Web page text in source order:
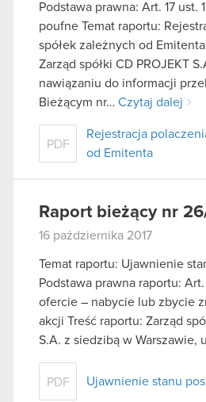
Podstawa prawna: Art. 17 ust.
poufne Temat raportu:
spółek zależnych od
Zarząd spółki CD PROJEKT
nawiązaniu do informacji
Bieżącym nr… Czytaj dalej
PDF
Rejestracja
od Emitenta
Raport bieżący nr
16 października 2017
Temat raportu: Ujawnienie
Podstawa prawna raportu:
ofercie – nabycie lub zbycie
akcji Treść raportu: Zarząd
S.A. z siedzibą w Warszawie,
PDF Ujawnienie stanu